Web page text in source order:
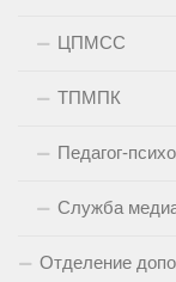
ЦПМСС
ТПМПК
Педагог-
Служба
Отделение